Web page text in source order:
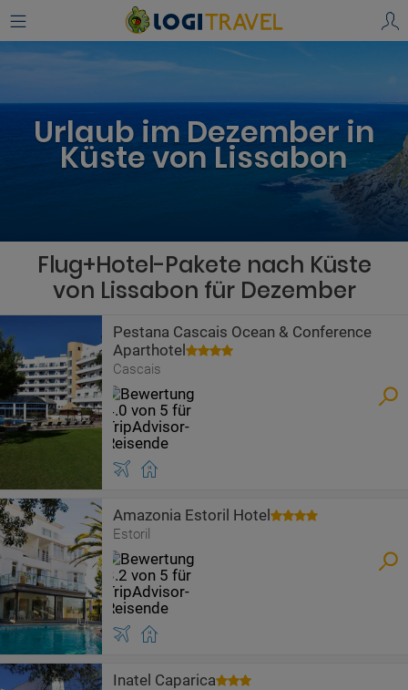
Urlaub im Dezember in
Küste von Lissabon
Flug+Hotel-Pakete nach Küste
von Lissabon für Dezember
Pestana Cascais Ocean & Conference
Aparthotel
Cascais
Amazonia Estoril Hotel
Estoril
Inatel Caparica